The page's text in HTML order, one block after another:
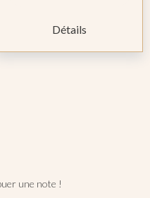
Détails
une note !